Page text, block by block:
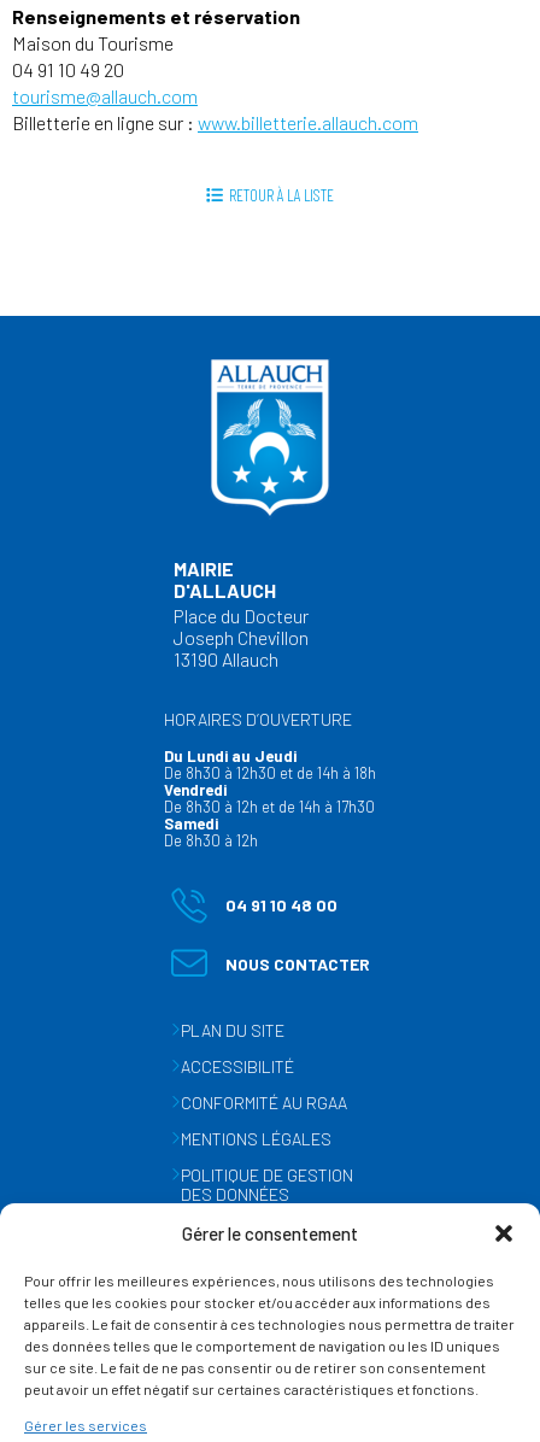
Gérer le consentement
Pour offrir les meilleures expériences, nous utilisons des technologies
telles que les cookies pour stocker et/ou accéder aux informations des
appareils. Le fait de consentir à ces technologies nous permettra de traiter
des données telles que le comportement de navigation ou les ID uniques
sur ce site. Le fait de ne pas consentir ou de retirer son consentement
peut avoir un effet négatif sur certaines caractéristiques et fonctions.
Gérer les services
Renseignements et réservation
Maison du Tourisme
04 91 10 49 20
tourisme@allauch.com
Billetterie en ligne sur : www.billetterie.allauch.com
RETOUR À LA LISTE
MAIRIE
D'ALLAUCH
Place du Docteur
Joseph Chevillon
13190 Allauch
HORAIRES D’OUVERTURE
Du Lundi au Jeudi
De 8h30 à 12h30 et de 14h à 18h
Vendredi
De 8h30 à 12h et de 14h à 17h30
Samedi
De 8h30 à 12h
04 91 10 48 00
NOUS CONTACTER
PLAN DU SITE
ACCESSIBILITÉ
CONFORMITÉ AU RGAA
MENTIONS LÉGALES
POLITIQUE DE GESTION
DES DONNÉES
GESTION DES COOKIES
SUIVEZ-NOUS
SUR LES RÉSEAUX